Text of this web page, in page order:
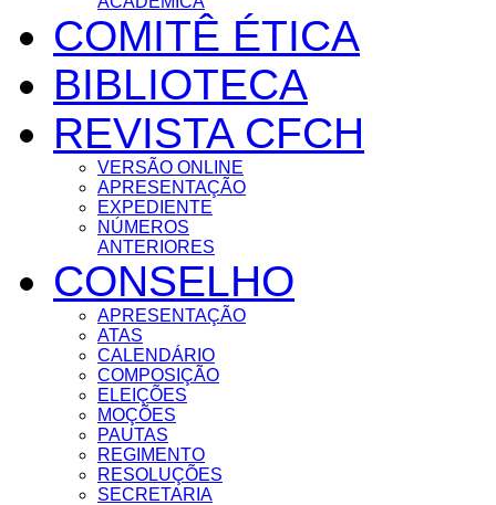
COMITÊ ÉTICA
BIBLIOTECA
REVISTA CFCH
VERSÃO ONLINE
APRESENTAÇÃO
EXPEDIENTE
NÚMEROS
ANTERIORES
CONSELHO
APRESENTAÇÃO
ATAS
CALENDÁRIO
COMPOSIÇÃO
ELEIÇÕES
MOÇÕES
PAUTAS
REGIMENTO
RESOLUÇÕES
SECRETARIA